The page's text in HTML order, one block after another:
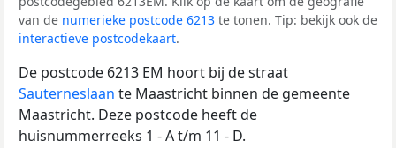
van de numerieke postcode 6213 te tonen. Tip: bekijk ook de
interactieve postcodekaart.
De postcode 6213 EM hoort bij de straat
Sauterneslaan te Maastricht binnen de gemeente
Maastricht. Deze postcode heeft de
huisnummerreeks 1 - A t/m 11 - D.